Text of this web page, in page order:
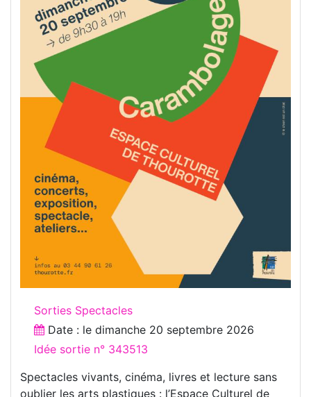
Sorties Spectacles
Date : le dimanche 20 septembre 2026
Idée sortie n° 343513
Spectacles vivants, cinéma, livres et lecture sans
oublier les arts plastiques : l’Espace Culturel de